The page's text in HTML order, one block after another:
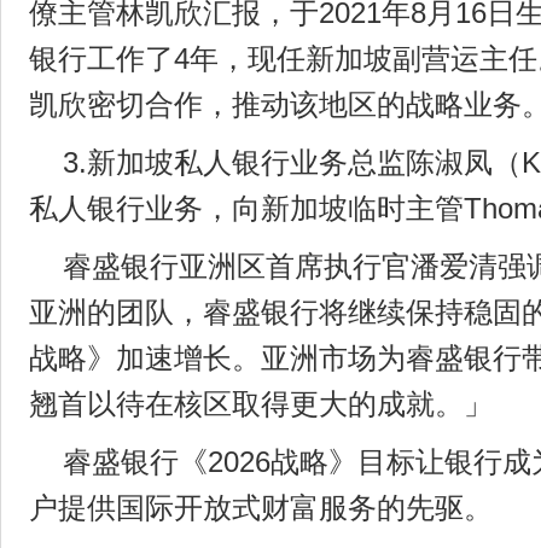
僚主管林凯欣汇报，于2021年8月16日
银行工作了4年，现任新加坡副营运主
凯欣密切合作，推动该地区的战略业务
3.新加坡私人银行业务总监陈淑凤（
私人银行业务，向新加坡临时主管
睿盛银行亚洲区首席执行官潘爱清强
亚洲的团队，睿盛银行将继续保持稳固
战略》加速增长。亚洲市场为睿盛银行
翘首以待在核区取得更大的成就。」
睿盛银行《2026战略》目标让银行
户提供国际开放式财富服务的先驱。